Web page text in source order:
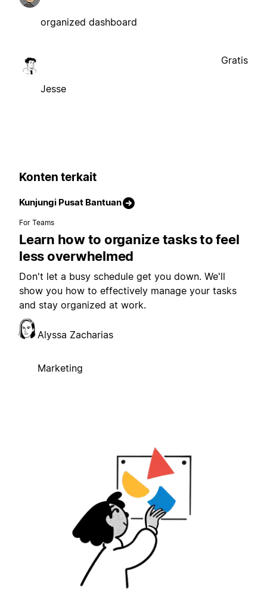
organized dashboard
Jesse
Gratis
Konten terkait
Kunjungi Pusat Bantuan
For Teams
Learn how to organize tasks to feel
less overwhelmed
Don't let a busy schedule get you down. We'll
show you how to effectively manage your tasks
and stay organized at work.
Alyssa Zacharias
Marketing